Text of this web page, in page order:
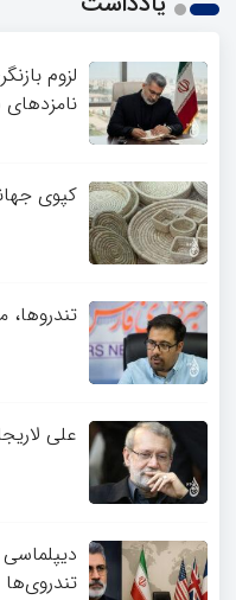
لزوم
کپوی
تندروها،
علی
دیپلماسی
تندروی‌ها